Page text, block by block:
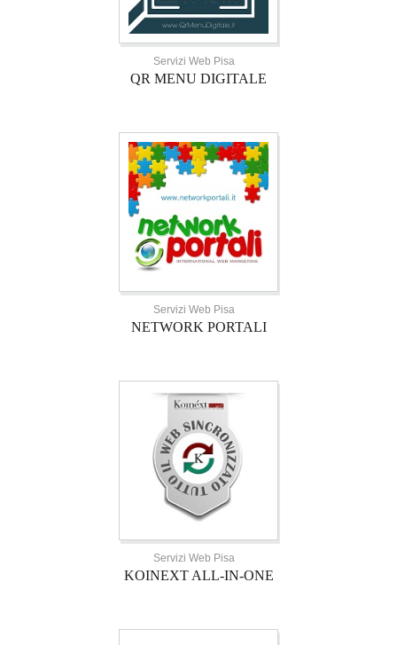
Servizi Web Pisa
QR MENU DIGITALE
Servizi Web Pisa
NETWORK PORTALI
Servizi Web Pisa
KOINEXT ALL-IN-ONE